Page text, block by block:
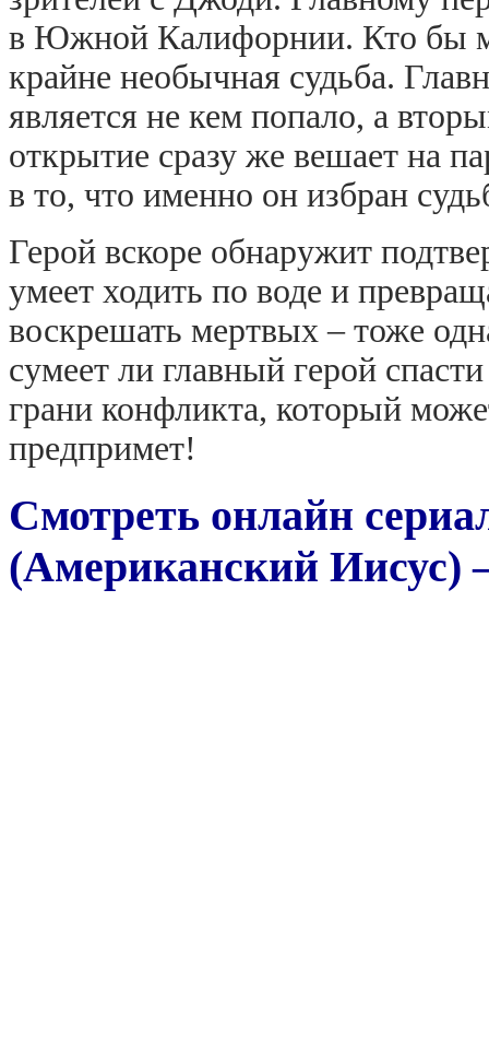
в Южной Калифорнии. Кто бы
крайне необычная судьба.
является не кем попало, а
открытие сразу же вешает на
в то, что именно он избран
Герой вскоре обнаружит
умеет ходить по воде и
воскрешать мертвых – тоже
сумеет ли главный герой
грани конфликта, который
предпримет!
Смотреть онлайн
(Американский Иисус)